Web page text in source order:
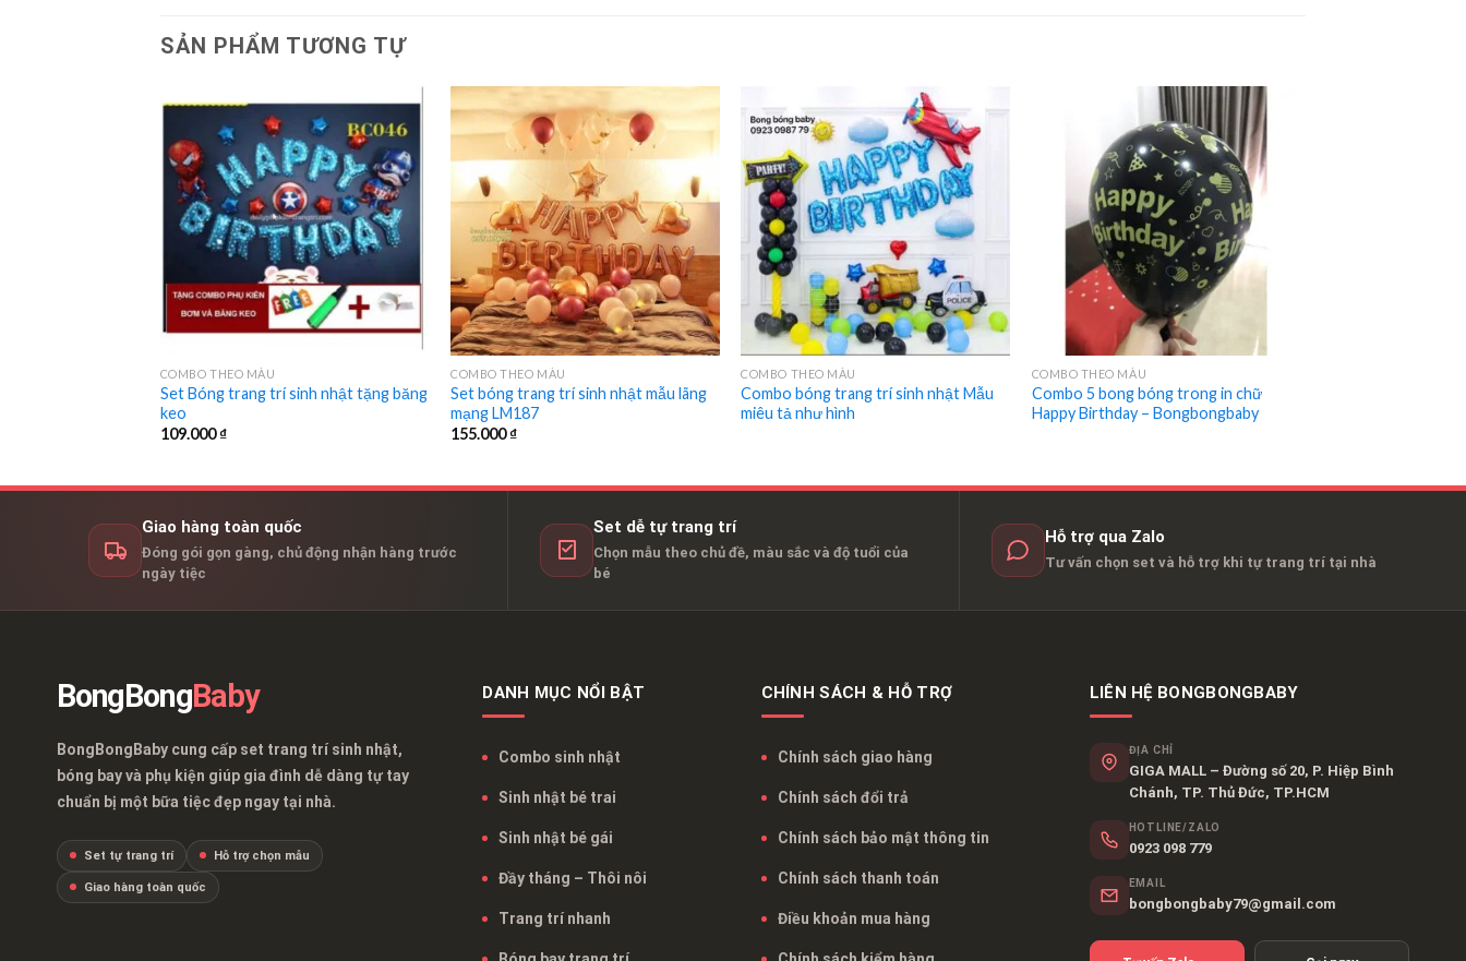
SẢN PHẨM TƯƠNG TỰ
COMBO THEO MÀU
Set Bóng trang trí sinh nhật tặng băng
keo
109.000₫
COMBO THEO MÀU
Set bóng trang trí sinh nhật mẫu lãng
mạng LM187
155.000₫
COMBO THEO MÀU
Combo bóng trang trí sinh nhật Mẫu
miêu tả như hình
COMBO THEO MÀU
Combo 5 bong bóng trong in chữ
Happy Birthday – Bongbongbaby
Giao hàng toàn quốc
Đóng gói gọn gàng, chủ động nhận hàng trước
ngày tiệc
Set dễ tự trang trí
Chọn mẫu theo chủ đề, màu sắc và độ tuổi của
bé
Hỗ trợ qua Zalo
Tư vấn chọn set và hỗ trợ khi tự trang trí tại nhà
BongBongBaby
BongBongBaby cung cấp set trang trí sinh nhật,
bóng bay và phụ kiện giúp gia đình dễ dàng tự tay
chuẩn bị một bữa tiệc đẹp ngay tại nhà.
Set tự trang trí Hỗ trợ chọn mẫu
Giao hàng toàn quốc
DANH MỤC NỔI BẬT
Combo sinh nhật
Sinh nhật bé trai
Sinh nhật bé gái
Đầy tháng – Thôi nôi
Trang trí nhanh
CHÍNH SÁCH & HỖ TRỢ
Chính sách giao hàng
Chính sách đổi trả
Chính sách bảo mật thông tin
Chính sách thanh toán
Điều khoản mua hàng
LIÊN HỆ BONGBONGBABY
ĐỊA CHỈ
GIGA MALL – Đường số 20, P. Hiệp Bình
Chánh, TP. Thủ Đức, TP.HCM
HOTLINE/ZALO
0923 098 779
EMAIL
bongbongbaby79@gmail.com